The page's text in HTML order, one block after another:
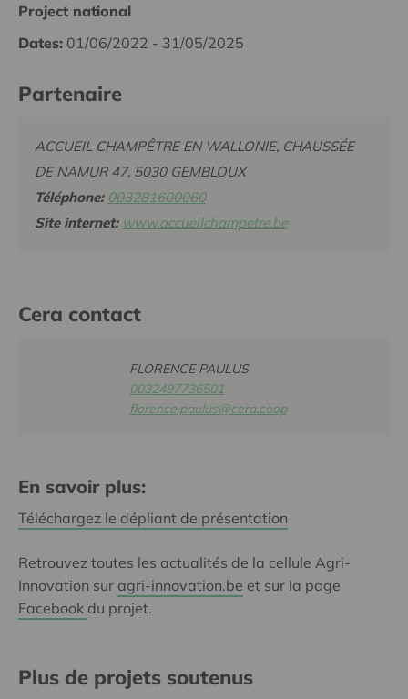
Project national
Dates: 01/06/2022 - 31/05/2025
Partenaire
ACCUEIL CHAMPÊTRE EN WALLONIE, CHAUSSÉE
DE NAMUR 47, 5030 GEMBLOUX
Téléphone: 003281600060
Site internet: www.accueilchampetre.be
Cera contact
FLORENCE PAULUS
0032497736501
florence.paulus@cera.coop
En savoir plus:
Téléchargez le dépliant de présentation
Retrouvez toutes les actualités de la cellule Agri-
Innovation sur agri-innovation.be et sur la page
Facebook du projet.
Plus de projets soutenus